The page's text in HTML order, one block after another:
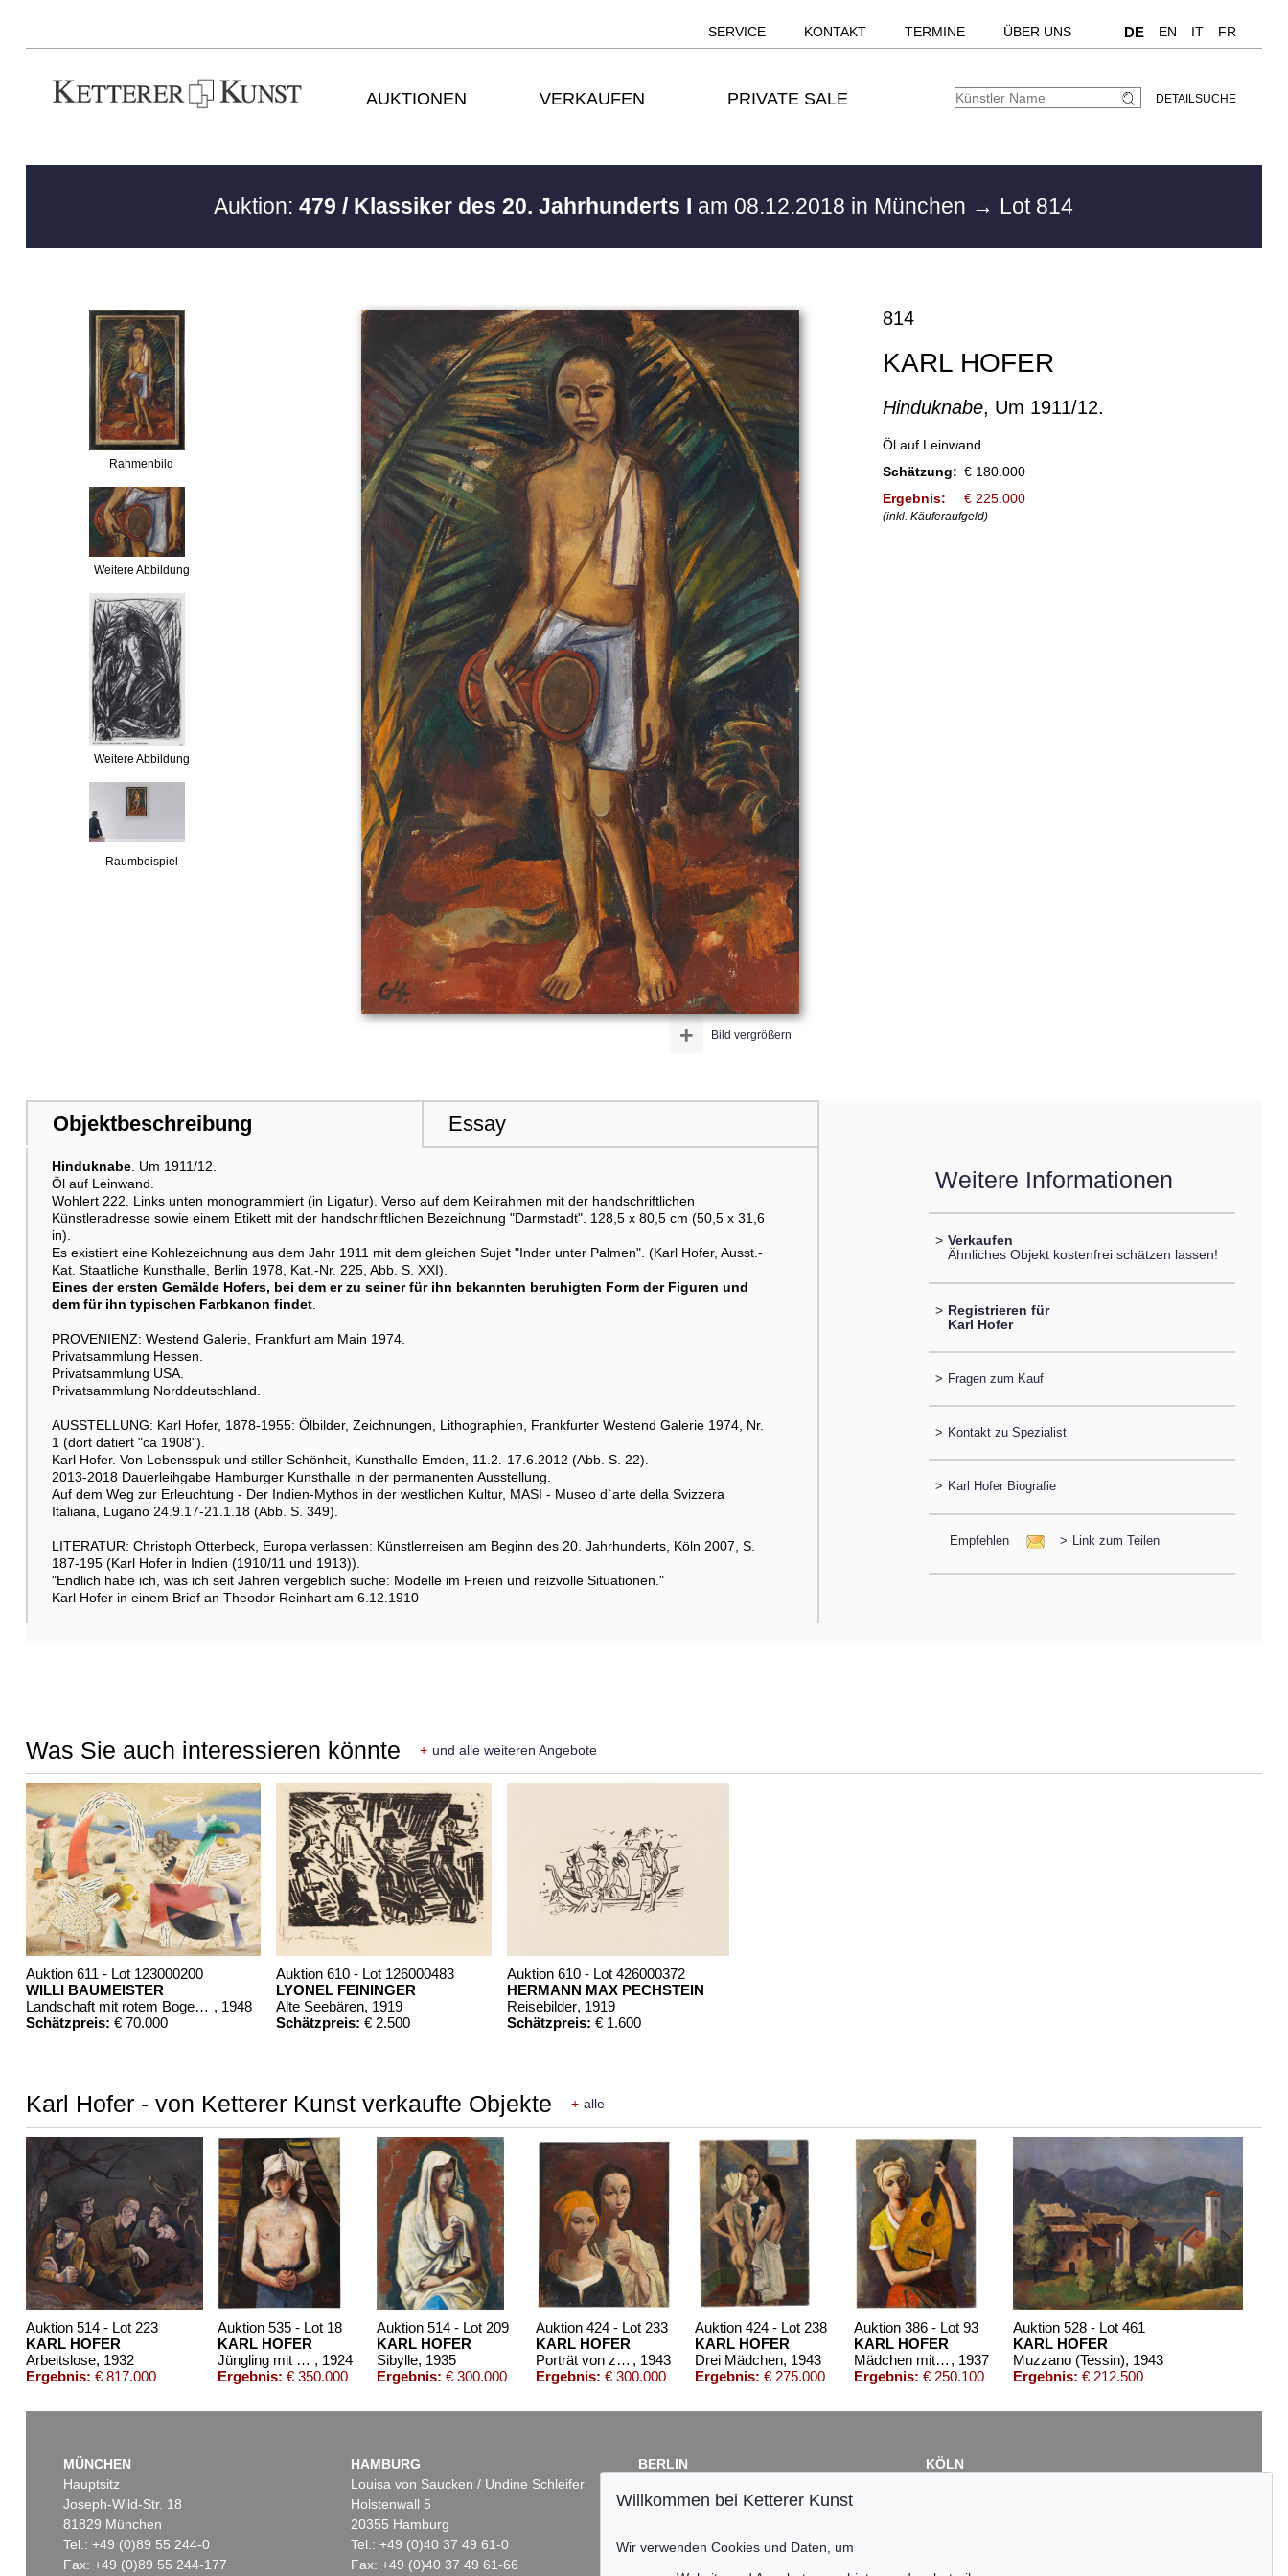
SERVICE KONTAKT TERMINE ÜBER UNS DE EN IT FR
AUKTIONEN VERKAUFEN PRIVATE SALE DETAILSUCHE
Auktion:479 / Klassiker des 20. Jahrhunderts I am 08.12.2018 in München → Lot 814
Rahmenbild
Weitere Abbildung
Weitere Abbildung
Raumbeispiel
Bild vergrößern
+
814
KARL HOFER
Hinduknabe, Um 1911/12.
Öl auf Leinwand
Schätzung: € 180.000
Ergebnis:
€ 225.000
(inkl. Käuferaufgeld)
Objektbeschreibung Essay
Hinduknabe. Um 1911/12.
Öl auf Leinwand.
Wohlert 222. Links unten monogrammiert (in Ligatur). Verso auf dem Keilrahmen mit der handschriftlichen
Künstleradresse sowie einem Etikett mit der handschriftlichen Bezeichnung "Darmstadt". 128,5 x 80,5 cm (50,5 x 31,6
in).
Es existiert eine Kohlezeichnung aus dem Jahr 1911 mit dem gleichen Sujet "Inder unter Palmen". (Karl Hofer, Ausst.-
Kat. Staatliche Kunsthalle, Berlin 1978, Kat.-Nr. 225, Abb. S. XXI).
Eines der ersten Gemälde Hofers, bei dem er zu seiner für ihn bekannten beruhigten Form der Figuren und
dem für ihn typischen Farbkanon findet.
PROVENIENZ: Westend Galerie, Frankfurt am Main 1974.
Privatsammlung Hessen.
Privatsammlung USA.
Privatsammlung Norddeutschland.
AUSSTELLUNG: Karl Hofer, 1878-1955: Ölbilder, Zeichnungen, Lithographien, Frankfurter Westend Galerie 1974, Nr.
1 (dort datiert "ca 1908").
Karl Hofer. Von Lebensspuk und stiller Schönheit, Kunsthalle Emden, 11.2.-17.6.2012 (Abb. S. 22).
2013-2018 Dauerleihgabe Hamburger Kunsthalle in der permanenten Ausstellung.
Auf dem Weg zur Erleuchtung - Der Indien-Mythos in der westlichen Kultur, MASI - Museo d`arte della Svizzera
Italiana, Lugano 24.9.17-21.1.18 (Abb. S. 349).
LITERATUR: Christoph Otterbeck, Europa verlassen: Künstlerreisen am Beginn des 20. Jahrhunderts, Köln 2007, S.
187-195 (Karl Hofer in Indien (1910/11 und 1913)).
"Endlich habe ich, was ich seit Jahren vergeblich suche: Modelle im Freien und reizvolle Situationen."
Karl Hofer in einem Brief an Theodor Reinhart am 6.12.1910
Weitere Informationen
> Verkaufen
Ähnliches Objekt kostenfrei schätzen lassen!
> Registrieren für
Karl Hofer
> Fragen zum Kauf
> Kontakt zu Spezialist
> Karl Hofer Biografie
Empfehlen > Link zum Teilen
Was Sie auch interessieren könnte + und alle weiteren Angebote
Auktion 611 - Lot 123000200
WILLI BAUMEISTER
Landschaft mit rotem Bogen (Sommerfest) , 1948
Schätzpreis: € 70.000
Auktion 610 - Lot 126000483
LYONEL FEININGER
Alte Seebären, 1919
Schätzpreis: € 2.500
Auktion 610 - Lot 426000372
HERMANN MAX PECHSTEIN
Reisebilder, 1919
Schätzpreis: € 1.600
Karl Hofer - von Ketterer Kunst verkaufte Objekte + alle
Auktion 514 - Lot 223
KARL HOFER
Arbeitslose, 1932
Ergebnis: € 817.000
Auktion 535 - Lot 18
KARL HOFER
Jüngling mit Kopftuch , 1924
Ergebnis: € 350.000
Auktion 514 - Lot 209
KARL HOFER
Sibylle, 1935
Ergebnis: € 300.000
Auktion 424 - Lot 233
KARL HOFER
Porträt von zwei jungen Frauen , 1943
Ergebnis: € 300.000
Auktion 424 - Lot 238
KARL HOFER
Drei Mädchen, 1943
Ergebnis: € 275.000
Auktion 386 - Lot 93
KARL HOFER
Mädchen mit Laute , 1937
Ergebnis: € 250.100
Auktion 528 - Lot 461
KARL HOFER
Muzzano (Tessin), 1943
Ergebnis: € 212.500
MÜNCHEN
Hauptsitz
Joseph-Wild-Str. 18
81829 München
Tel.: +49 (0)89 55 244-0
Fax: +49 (0)89 55 244-177
HAMBURG
Louisa von Saucken / Undine Schleifer
Holstenwall 5
20355 Hamburg
Tel.: +49 (0)40 37 49 61-0
Fax: +49 (0)40 37 49 61-66
BERLIN
Fasanenstr. 70
Tel.: +49 (0)30 88 67 53-63
KÖLN
Willkommen bei Ketterer Kunst
Wir verwenden Cookies und Daten, um